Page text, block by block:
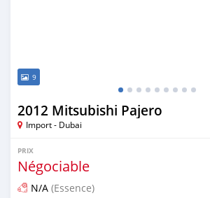
9
2012 Mitsubishi Pajero
Import - Dubai
PRIX
Négociable
N/A (Essence)